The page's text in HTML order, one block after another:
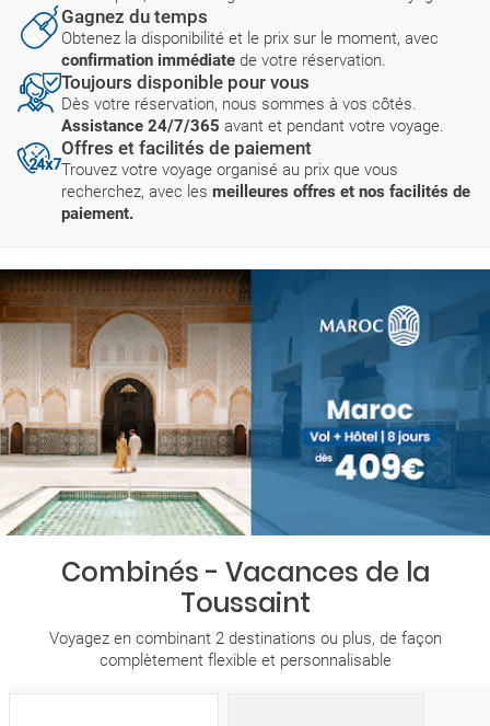
Gagnez du temps
Obtenez la disponibilité et le prix sur le moment, avec
confirmation immédiate de votre réservation.
Toujours disponible pour vous
Dès votre réservation, nous sommes à vos côtés.
Assistance 24/7/365 avant et pendant votre voyage.
Offres et facilités de paiement
Trouvez votre voyage organisé au prix que vous
recherchez, avec les meilleures offres et nos facilités de
paiement.
Combinés - Vacances de la
Toussaint
Voyagez en combinant 2 destinations ou plus, de façon
complètement flexible et personnalisable